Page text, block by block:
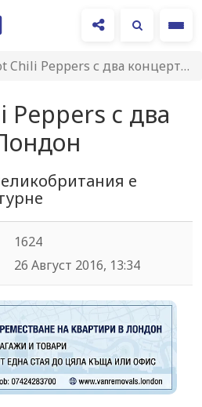
Peppers с два концерта в Лондон
Peppers с два
е
1624
26 Август 2016, 13:34